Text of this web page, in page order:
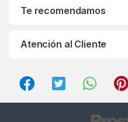
a
Te recomendamos
Atención al Cliente